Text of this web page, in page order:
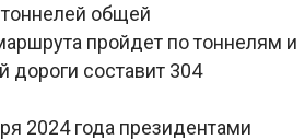
тоннелей общей
пройдет по тоннелям и
дороги составит 304
2024 года президентами